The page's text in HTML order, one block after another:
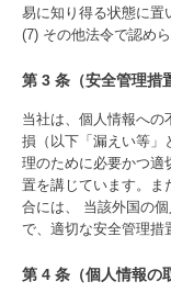
易に知り得る状態に置
(7) その他法令で認め
第 3 条（安全管理措
当社は、個人情報への
損（以下「漏えい等」
理のために必要かつ適
置を講じています。ま
合には、 当該外国の
で、適切な安全管理措
第 4 条（個人情報の